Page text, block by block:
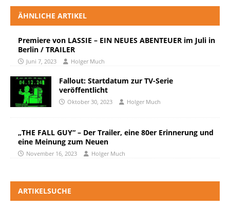
ÄHNLICHE ARTIKEL
Premiere von LASSIE – EIN NEUES ABENTEUER im Juli in
Berlin / TRAILER
Juni 7, 2023 Holger Much
Fallout: Startdatum zur TV-Serie
veröffentlicht
Oktober 30, 2023 Holger Much
„THE FALL GUY“ – Der Trailer, eine 80er Erinnerung und
eine Meinung zum Neuen
November 16, 2023 Holger Much
ARTIKELSUCHE